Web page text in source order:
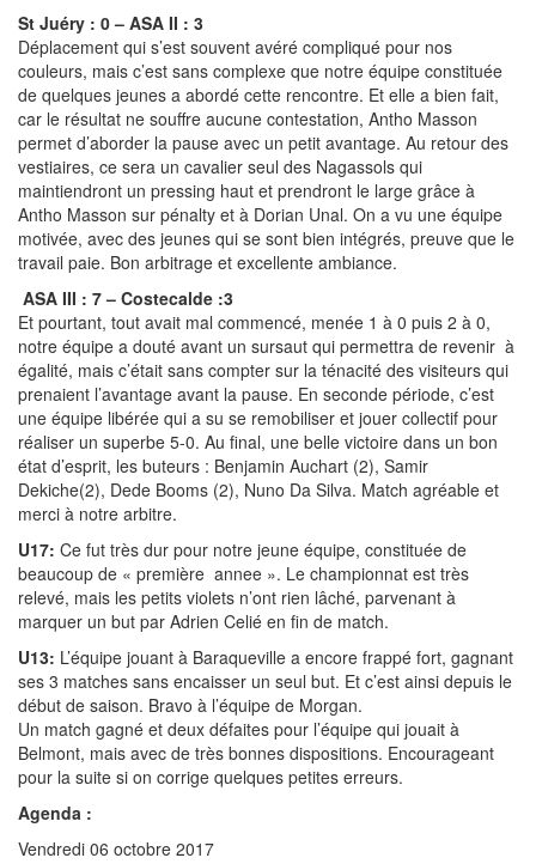
St Juéry : 0 – ASA II : 3
Déplacement qui s’est souvent avéré compliqué pour nos
couleurs, mais c’est sans complexe que notre équipe constituée
de quelques jeunes a abordé cette rencontre. Et elle a bien fait,
car le résultat ne souffre aucune contestation, Antho Masson
permet d’aborder la pause avec un petit avantage. Au retour des
vestiaires, ce sera un cavalier seul des Nagassols qui
maintiendront un pressing haut et prendront le large grâce à
Antho Masson sur pénalty et à Dorian Unal. On a vu une équipe
motivée, avec des jeunes qui se sont bien intégrés, preuve que le
travail paie. Bon arbitrage et excellente ambiance.
ASA III : 7 – Costecalde :3
Et pourtant, tout avait mal commencé, menée 1 à 0 puis 2 à 0,
notre équipe a douté avant un sursaut qui permettra de revenir à
égalité, mais c’était sans compter sur la ténacité des visiteurs qui
prenaient l’avantage avant la pause. En seconde période, c’est
une équipe libérée qui a su se remobiliser et jouer collectif pour
réaliser un superbe 5-0. Au final, une belle victoire dans un bon
état d’esprit, les buteurs : Benjamin Auchart (2), Samir
Dekiche(2), Dede Booms (2), Nuno Da Silva. Match agréable et
merci à notre arbitre.
U17: Ce fut très dur pour notre jeune équipe, constituée de
beaucoup de « première annee ». Le championnat est très
relevé, mais les petits violets n’ont rien lâché, parvenant à
marquer un but par Adrien Celié en fin de match.
U13: L’équipe jouant à Baraqueville a encore frappé fort, gagnant
ses 3 matches sans encaisser un seul but. Et c’est ainsi depuis le
début de saison. Bravo à l’équipe de Morgan.
Un match gagné et deux défaites pour l’équipe qui jouait à
Belmont, mais avec de très bonnes dispositions. Encourageant
pour la suite si on corrige quelques petites erreurs.
Agenda :
Vendredi 06 octobre 2017